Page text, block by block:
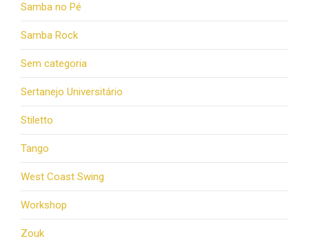
Samba no Pé
Samba Rock
Sem categoria
Sertanejo Universitário
Stiletto
Tango
West Coast Swing
Workshop
Zouk